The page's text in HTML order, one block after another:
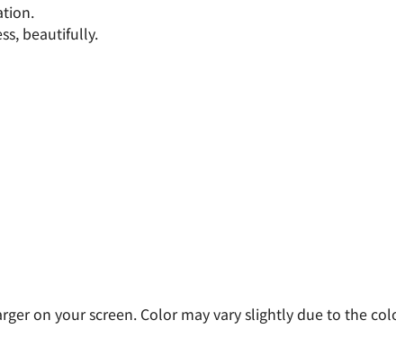
beautifully.
on your screen. Color may vary slightly due to the